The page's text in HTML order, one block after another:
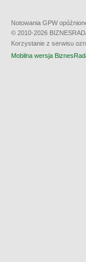
Notowania GPW
© 2010-2026
Korzystanie z serwisu
Mobilna wersja